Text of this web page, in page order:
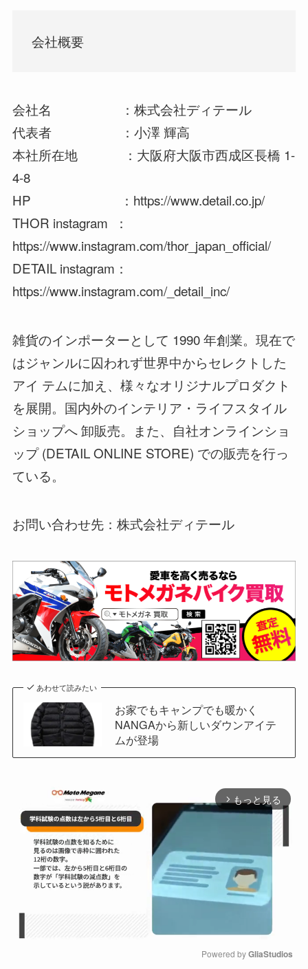
会社概要
会社名 ：株式会社ディテール
代表者 ：小澤 輝高
本社所在地 ：大阪府大阪市西成区長橋 1-
4-8
HP ：https://www.detail.co.jp/
THOR instagram ：
https://www.instagram.com/thor_japan_official/
DETAIL instagram：
https://www.instagram.com/_detail_inc/
雑貨のインポーターとして 1990 年創業。現在で
はジャンルに囚われず世界中からセレクトした
アイ テムに加え、様々なオリジナルプロダクト
を展開。国内外のインテリア・ライフスタイル
ショップへ 卸販売。また、自社オンラインショ
ップ (DETAIL ONLINE STORE) での販売を行っ
ている。
お問い合わせ先：株式会社ディテール
あわせて読みたい
お家でもキャンプでも暖かく
NANGAから新しいダウンアイテ
ムが登場
arrow_forward_ios もっと見る
Powered by GliaStudios